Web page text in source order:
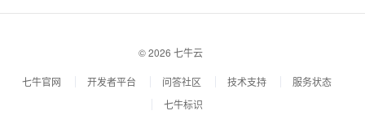
© 2026 七牛云
七牛官网 开发者平台 问答社区 技术支持
服务状态
七牛标识